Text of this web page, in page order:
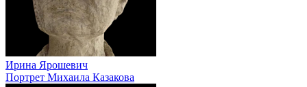
Ирина Ярошевич
Портрет Михаила Казакова